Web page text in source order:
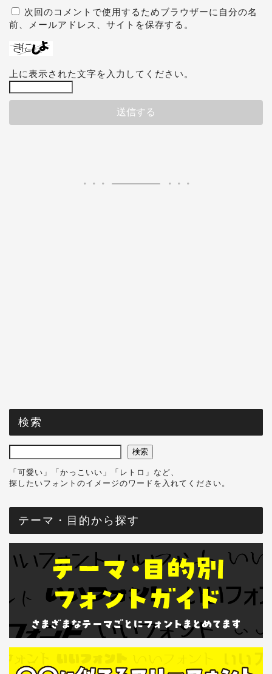
次回のコメントで使用するためブラウザーに自分の名
前、メールアドレス、サイトを保存する。
上に表示された文字を入力してください。
検索
検索
「可愛い」「かっこいい」「レトロ」など、
探したいフォントのイメージのワードを入れてください。
テーマ・目的から探す